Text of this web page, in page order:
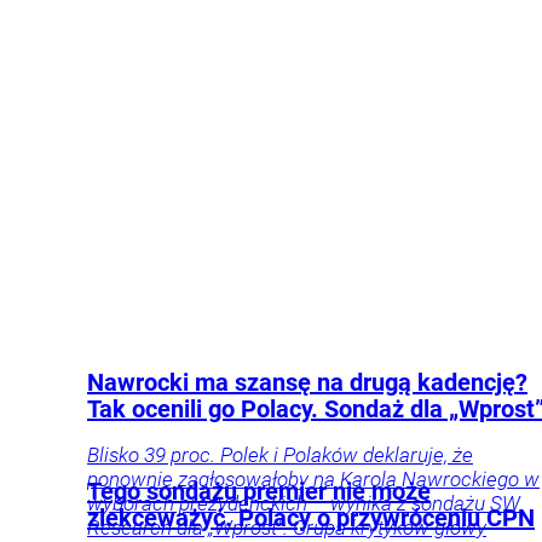
Nawrocki ma szansę na drugą kadencję?
Tak ocenili go Polacy. Sondaż dla
Blisko 39 proc. Polek i Polaków deklaruje, że
ponownie zagłosowałoby na Karola Nawrockiego w
wyborach prezydenckich – wynika z sondażu SW
Research dla „Wprost”. Grupa krytyków głowy
Tego sondażu premier nie może
zlekceważyć. Polacy o przywróceniu CPN